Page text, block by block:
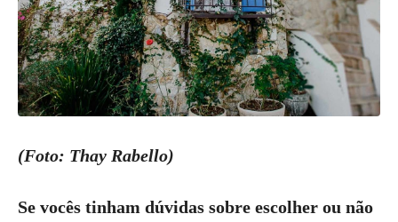
(Foto: Thay Rabello)
Se vocês tinham dúvidas sobre escolher ou não